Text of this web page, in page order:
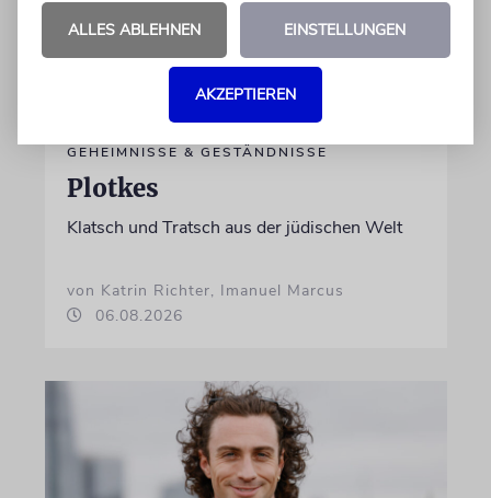
GEHEIMNISSE & GESTÄNDNISSE
Plotkes
Klatsch und Tratsch aus der jüdischen Welt
von Katrin Richter, Imanuel Marcus
06.08.2026
ALLES ABLEHNEN EINSTELLUNGEN
AKZEPTIEREN